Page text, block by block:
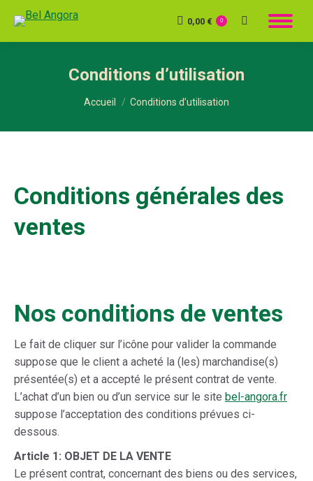
0,00 € 0
Recherche
:
Conditions d’utilisation
Vous êtes ici :
Accueil Conditions d’utilisation
Conditions générales des
ventes
Nos conditions de ventes
Le fait de cliquer sur l’icône pour valider la commande
suppose que le client a acheté la (les) marchandise(s)
présentée(s) et a accepté le présent contrat de vente.
L’achat d’un bien ou d’un service sur le site bel-angora.fr
suppose l’acceptation des conditions prévues ci-
dessous.
Article 1: OBJET DE LA VENTE
Le présent contrat, concernant des biens ou des services,